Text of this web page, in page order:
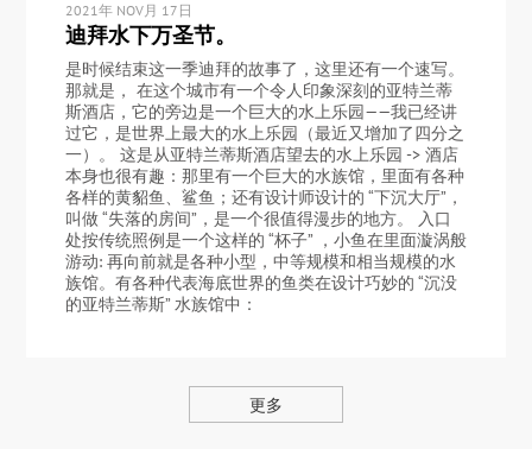
2021年 NOV月 17日
迪拜水下万圣节。
是时候结束这一季迪拜的故事了，这里还有一个速写。
那就是， 在这个城市有一个令人印象深刻的亚特兰蒂
斯酒店，它的旁边是一个巨大的水上乐园——我已经讲
过它，是世界上最大的水上乐园（最近又增加了四分之
一）。 这是从亚特兰蒂斯酒店望去的水上乐园 -> 酒店
本身也很有趣：那里有一个巨大的水族馆，里面有各种
各样的黄貂鱼、鲨鱼；还有设计师设计的 “下沉大厅”，
叫做 “失落的房间”，是一个很值得漫步的地方。 入口
处按传统照例是一个这样的 “杯子” ，小鱼在里面漩涡般
游动: 再向前就是各种小型，中等规模和相当规模的水
族馆。有各种代表海底世界的鱼类在设计巧妙的 “沉没
的亚特兰蒂斯” 水族馆中：
更多